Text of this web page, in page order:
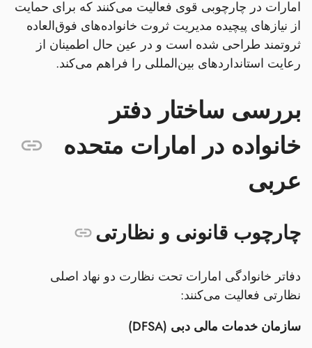
امارات در چارچوبی قوی فعالیت می‌کنند که برای حمایت
از نیازهای پیچیده مدیریت ثروت خانواده‌های فوق‌العاده
ثروتمند طراحی شده است و در عین حال اطمینان از
رعایت استانداردهای بین‌المللی را فراهم می‌کند.
بررسی ساختار دفتر
خانواده در امارات متحده
عربی
چارچوب قانونی و نظارتی
دفاتر خانوادگی امارات تحت نظارت دو نهاد اصلی
نظارتی فعالیت می‌کنند:
سازمان خدمات مالی دبی (DFSA)